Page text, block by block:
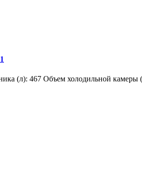
(л): 467 Объем холодильной камеры